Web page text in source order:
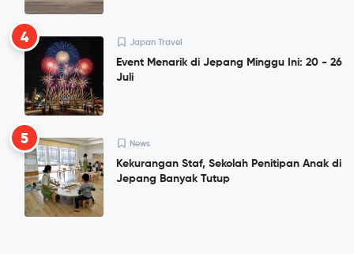
4 Japan Travel
Event Menarik di Jepang Minggu Ini: 20 - 26
Juli
5 News
Kekurangan Staf, Sekolah Penitipan Anak di
Jepang Banyak Tutup